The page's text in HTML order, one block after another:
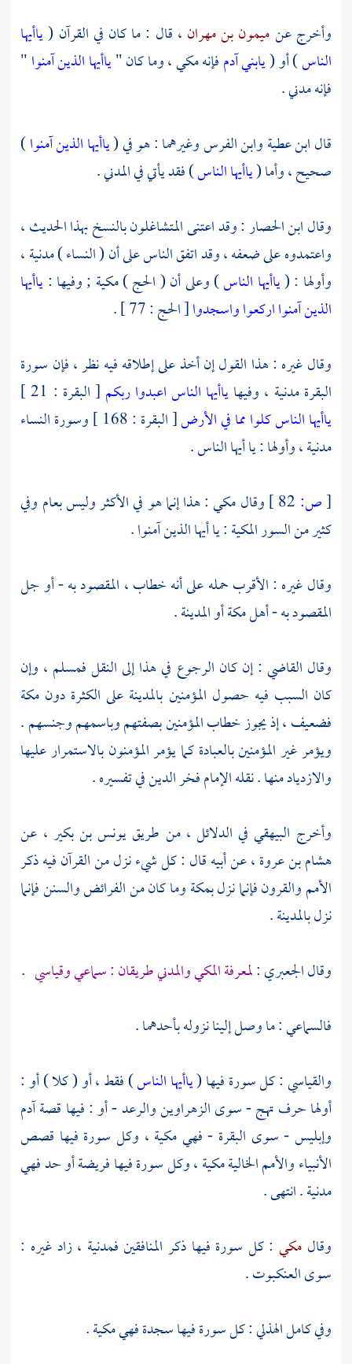
وأخرج عنميمون بن مهران ، قال : ما كان في القرآن (ياأيها
الناس) أو (يابني آدمفإنه مكي ، وما كان "ياأيها الذين آمنوا"
فإنه مدني .
قالابن عطيةوابن الفرسوغيرهما : هو في (ياأيها الذين آمنوا)
صحيح ، وأما (ياأيها الناس) فقد يأتي في المدني .
وقالابن الحصار: وقد اعتنى المتشاغلون بالنسخ بهذا الحديث ،
واعتمدوه على ضعفه ، وقد اتفق الناس على أن ( النساء ) مدنية ،
وأولها : (ياأيها الناس) وعلى أن ( الحج ) مكية ; وفيها :ياأيها
الذين آمنوا اركعوا واسجدوا[ الحج : 77 ] .
وقال غيره : هذا القول إن أخذ على إطلاقه فيه نظر ، فإن سورة
البقرة مدنية ، وفيهاياأيها الناس اعبدوا ربكم [ البقرة : 21 ]
ياأيها الناس كلوا مما في الأرض
[ البقرة : 168 ] وسورة النساء
مدنية ، وأولها : يا أيها الناس .
[ص:
وقال مكي : هذا إنما هو في الأكثر وليس بعام وفي
كثير من السور المكية : يا أيها الذين آمنوا .
وقال غيره : الأقرب حمله على أنه خطاب ، المقصود به - أو جل
المقصود به -أهلمكةأوالمدينة.
وقال القاضي : إن كان الرجوع في هذا إلى النقل فمسلم ، وإن
كان السبب فيه حصول المؤمنين بالمدينة على الكثرة دون مكة
فضعيف ، إذ يجوز خطاب المؤمنين بصفتهم وباسمهم وجنسهم .
ويؤمر غير المؤمنين بالعبادة كما يؤمر المؤمنون بالاستمرار عليها
والازدياد منها . نقله الإمام فخر الدين في تفسيره .
وأخرج البيهقي في الدلائل ، من طريق يونس بن بكير ، عن
هشام بن عروة ، عن أبيه قال : كل شيء نزل من القرآن فيه ذكر
الأمم والقرون فإنما نزلبمكةوما كان من الفرائض والسنن فإنما
نزلبالمدينة.
وقالالجعبري:لمعرفة المكي والمدني طريقان : سماعي وقياسي .
فالسماعي : ما وصل إلينا نزوله بأحدهما .
والقياسي : كل سورة فيها (ياأيها الناس) فقط ، أو ( كلا ) أو :
أولها حرف تهج - سوى الزهراوين والرعد - أو : فيها قصةآدم
وإبليس - سوى البقرة - فهي مكية ، وكل سورة فيها قصص
الأنبياء والأمم الخالية مكية ، وكل سورة فيها فريضة أو حد فهي
مدنية . انتهى .
وقال مكي : كل سورة فيها ذكر المنافقين فمدنية ، زاد غيره :
سوى العنكبوت .
وفيكامل الهذلي: كل سورة فيها سجدة فهي مكية .